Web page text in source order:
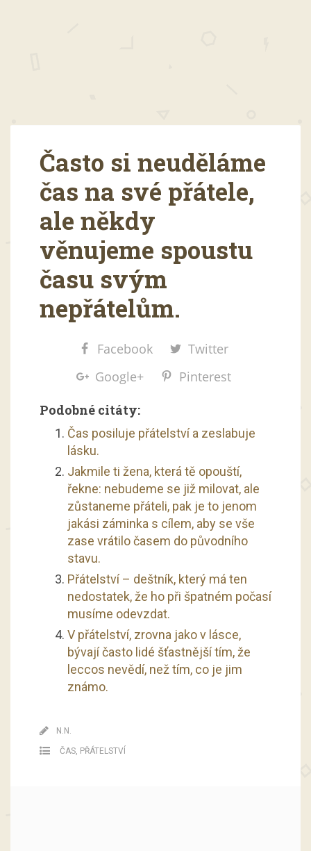
Často si neuděláme
čas na své přátele,
ale někdy
věnujeme spoustu
času svým
nepřátelům.
Facebook
Twitter
Google+
Pinterest
Podobné citáty:
Čas posiluje přátelství a zeslabuje
lásku.
Jakmile ti žena, která tě opouští,
řekne: nebudeme se již milovat, ale
zůstaneme přáteli, pak je to jenom
jakási záminka s cílem, aby se vše
zase vrátilo časem do původního
stavu.
Přátelství – deštník, který má ten
nedostatek, že ho při špatném počasí
musíme odevzdat.
V přátelství, zrovna jako v lásce,
bývají často lidé šťastnější tím, že
leccos nevědí, než tím, co je jim
známo.
N.N.
ČAS, PŘÁTELSTVÍ